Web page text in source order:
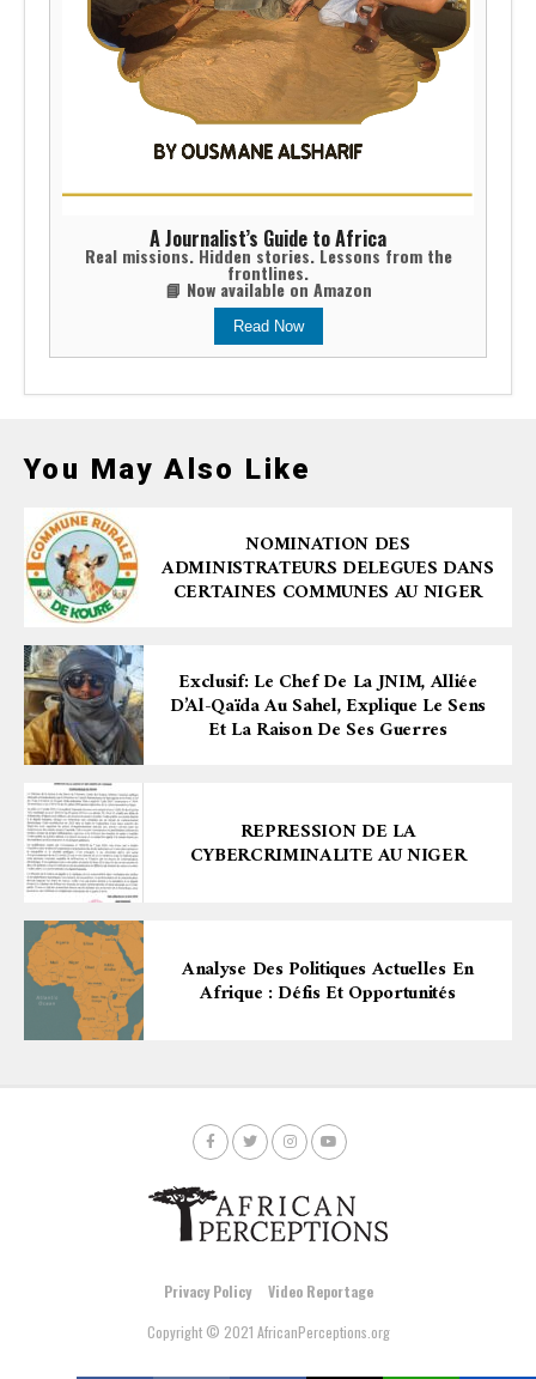
A Journalist’s Guide to Africa
Real missions. Hidden stories. Lessons from the
frontlines.
📘 Now available on Amazon
Read Now
You May Also Like
NOMINATION DES
ADMINISTRATEURS DELEGUES DANS
CERTAINES COMMUNES AU NIGER
Exclusif: Le Chef De La JNIM, Alliée
D’Al-Qaïda Au Sahel, Explique Le Sens
Et La Raison De Ses Guerres
REPRESSION DE LA
CYBERCRIMINALITE AU NIGER
Analyse Des Politiques Actuelles En
Afrique : Défis Et Opportunités
Privacy Policy
Video Reportage
Copyright © 2021 AfricanPerceptions.org